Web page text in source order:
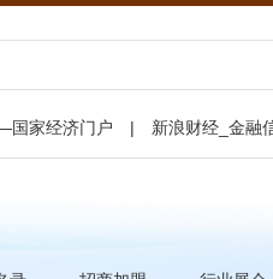
家经济门户 | 新浪财经_金融